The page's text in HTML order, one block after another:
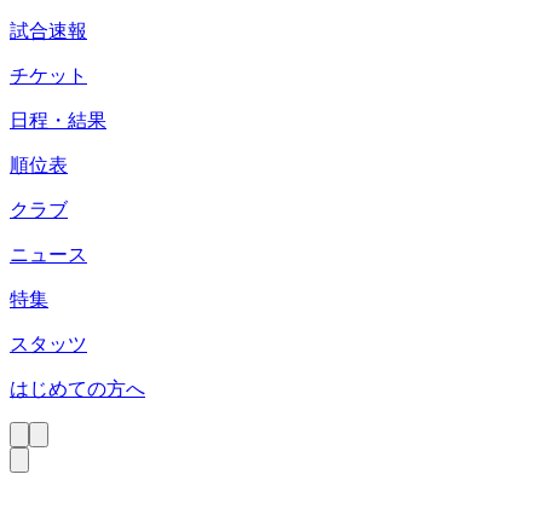
試合速報
チケット
日程・結果
順位表
クラブ
ニュース
特集
スタッツ
はじめての方へ